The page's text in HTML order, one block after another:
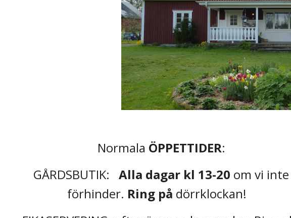
Normala ÖPPETTIDER:
           GÅRDSBUTIK:
Alla dagar kl 13-20 om vi
förhinder. Ring på dörrklockan!